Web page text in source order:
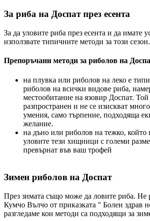
За риба на Доспат през есента
За да уловите риба през есента и да имате
използвате типичните методи за този сезон.
Препоръчани методи за риболов на
на плувка или риболов на леко е
риболов на всички видове риба,
местообитание на язовир Доспат.
разпространен и не се изискват
умения, само търпение, подходяща
желание.
на дъно или риболов на тежко,
уловите тези хищници с големи
превърнат във ваш трофей
Зимен риболов на Доспат
През зимата също може да ловите риба. Не
Кумчо Вълчо от приказката " Болен здрав
разгледаме кои методи са подходящи за